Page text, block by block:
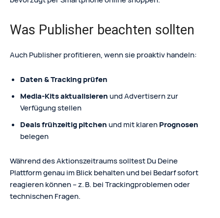
Was Publisher beachten sollten
Auch Publisher profitieren, wenn sie proaktiv handeln:
Daten & Tracking prüfen
Media-Kits aktualisierenund Advertisern zur
Verfügung stellen
Deals frühzeitig pitchenund mit klarenPrognosen
belegen
Während des Aktionszeitraums solltest Du Deine
Plattform genau im Blick behalten und bei Bedarf sofort
reagieren können – z. B. bei Trackingproblemen oder
technischen Fragen.